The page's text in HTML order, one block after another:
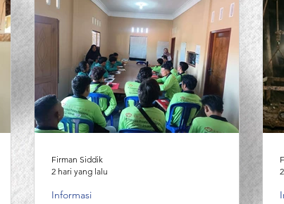
Informasi
Firman Siddik
2 hari yang lalu